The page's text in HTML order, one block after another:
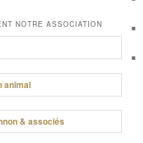
NOTRE ASSOCIATION